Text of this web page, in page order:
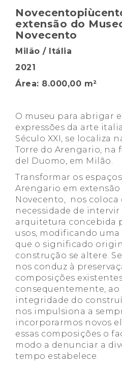
extensão do
Novecento
Milão / Itália
2021
Área: 8.000,00 m²
O museu para abrigar
expressões da arte
Século XXI, se localiza
Torre do Arengario, na
del Duomo, em Milão.
Transformar os
Arengario em extensão
Novecento, nos coloca
necessidade de intervir
arquitetura concebida
usos, modificando uma
que o significado
construção se altere.
nos conduz à
composições
consequentemente, ao
integridade do
nos impulsiona a
incorporarmos novos
essas composições o
modo a denunciar a
tempo estabelece.